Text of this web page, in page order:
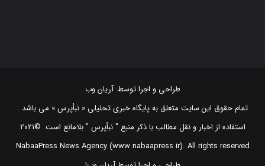
تمام حقوق این سایت متعلق به پایگاه خبری تحلیلی « نبأپرس » می باشد .
استفاده از اخبار و نقل مطالب با ذکر منبع "‌ نبأپرس " بلامانع است. ©2021
NabaaPress News Agency (www.nabaapress.ir). All rights reserved
طراحی و اجرا توسط آریان وب!